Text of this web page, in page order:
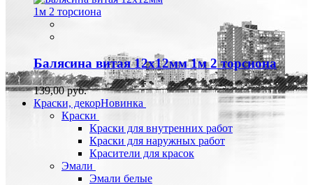
Балясина витая 12х12мм 1м 2 торсиона
139,00 руб.
Краски, декорНовинка
Краски
Краски для внутренних работ
Краски для наружных работ
Красители для красок
Эмали
Эмали белые